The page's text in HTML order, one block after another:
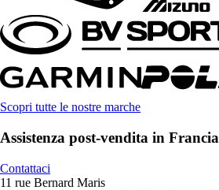
Scopri tutte le nostre marche
Assistenza post-vendita in Francia
Contattaci
11 rue Bernard Maris